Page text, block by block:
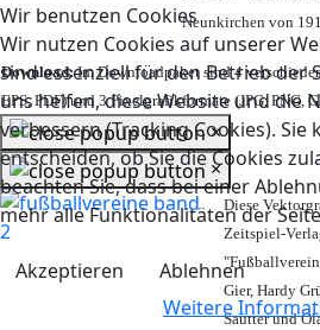
Wir benutzen Cookies
Wir nutzen Cookies auf unserer
sind essenziell für den Betrieb der
uns helfen, diese Website und die
verbessern (Tracking Cookies). Sie
entscheiden, ob Sie die Cookies
beachten Sie, dass bei einer
mehr alle Funktionalitäten der
Akzeptieren
Ablehnen
Weitere
Neunkirchen von
Download:Im Downloadpaket sind 4
EPS, PDF) und 3 Pixelgrafikformate (JPG, PNG,
×
×
Diese
Zeitspiel-
Gier, Hardy
Sautter und